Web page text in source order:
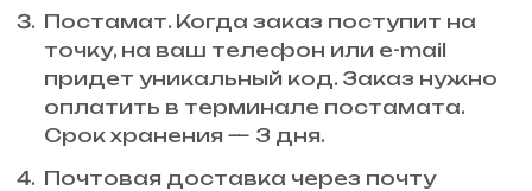
Постамат. Когда заказ поступит на
точку, на ваш телефон или e-mail
придет уникальный код. Заказ нужно
оплатить в терминале постамата.
Срок хранения — 3 дня.
Почтовая доставка через почту